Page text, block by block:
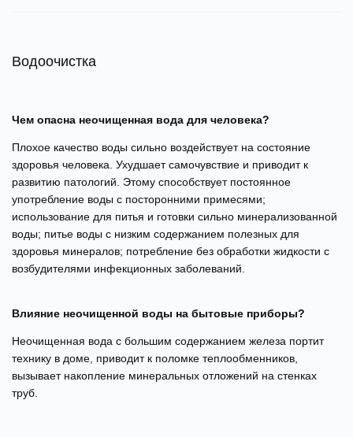
Водоочистка
Чем опасна неочищенная вода для человека?
Плохое качество воды сильно воздействует на состояние
здоровья человека. Ухудшает самочувствие и приводит к
развитию патологий. Этому способствует постоянное
употребление воды с посторонними примесями;
использование для питья и готовки сильно минерализованной
воды; питье воды с низким содержанием полезных для
здоровья минералов; потребление без обработки жидкости с
возбудителями инфекционных заболеваний.
Влияние неочищенной воды на бытовые приборы?
Неочищенная вода с большим содержанием железа портит
технику в доме, приводит к поломке теплообменников,
вызывает накопление минеральных отложений на стенках
труб.